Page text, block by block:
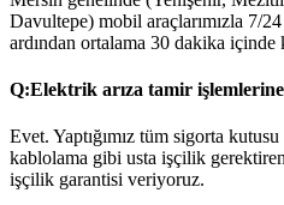
Davultepe) mobil araçlarımızla 7/24
ardından ortalama 30 dakika içinde
Q:Elektrik arıza tamir
Evet. Yaptığımız tüm sigorta
kablolama gibi usta işçilik
işçilik garantisi veriyoruz.